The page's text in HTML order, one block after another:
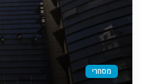
מסחרי